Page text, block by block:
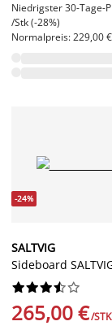
Niedrigster 30-Tage-
/Stk (-28%)
Normalpreis: 229,00
-24%
SALTVIG
Sideboard






265,00 €/STK